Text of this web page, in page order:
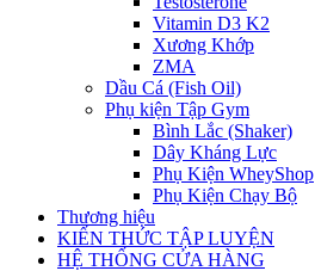
Vitamin D3 K2
Xương Khớp
ZMA
Dầu Cá (Fish Oil)
Phụ kiện Tập Gym
Bình Lắc (Shaker)
Dây Kháng Lực
Phụ Kiện WheyShop
Phụ Kiện Chạy Bộ
Thương hiệu
KIẾN THỨC TẬP LUYỆN
HỆ THỐNG CỬA HÀNG